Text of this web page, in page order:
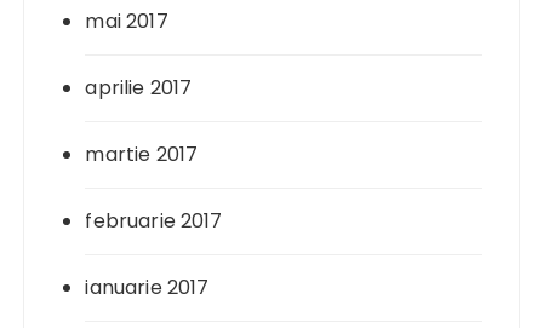
mai 2017
aprilie 2017
martie 2017
februarie 2017
ianuarie 2017